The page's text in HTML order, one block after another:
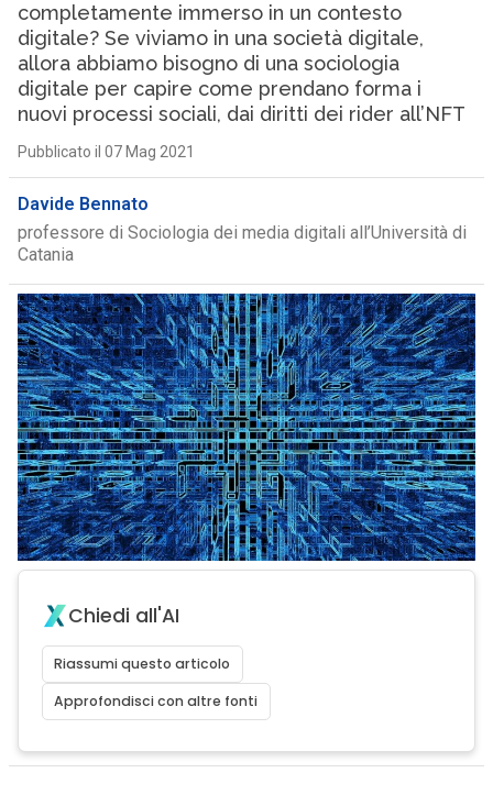
completamente immerso in un contesto
digitale? Se viviamo in una società digitale,
allora abbiamo bisogno di una sociologia
digitale per capire come prendano forma i
nuovi processi sociali, dai diritti dei rider all’NFT
Pubblicato il 07 Mag 2021
Davide Bennato
professore di Sociologia dei media digitali all’Università di
Catania
Chiedi all'AI
Riassumi questo articolo
Approfondisci con altre fonti